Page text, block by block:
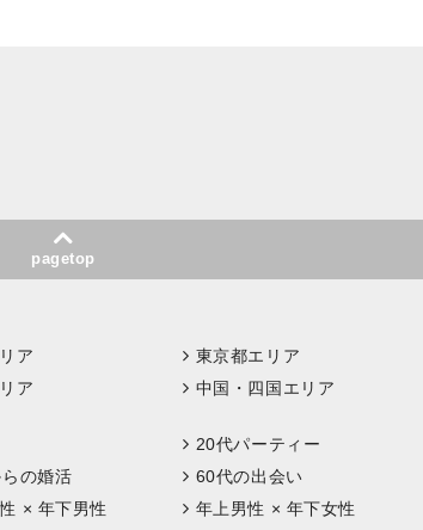
pagetop
ア 東京都エリア
ア 中国・四国エリア
20代パーティー
の婚活 60代の出会い
× 年下男性 年上男性 × 年下女性